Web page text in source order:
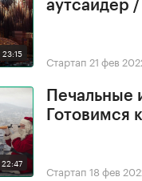
23:15
аутсайдер
Стартап 21 фев
22:47
Печальные
Готовимся
Стартап 18 фев